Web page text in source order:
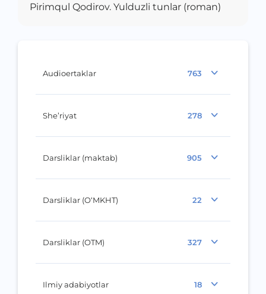
Audioertaklar 763
She’riyat 278
Darsliklar (maktab) 905
Darsliklar (O‘MKHT) 22
Darsliklar (OTM) 327
Ilmiy adabiyotlar 18
Pirimqul Qodirov. Yulduzli tunlar (roman)